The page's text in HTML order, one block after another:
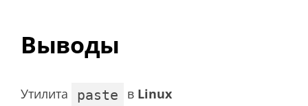
Выводы
Утилита paste в Linux